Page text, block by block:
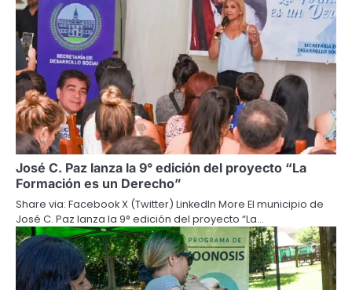
José C. Paz lanza la 9° edición del proyecto “La
Formación es un Derecho”
Share via: Facebook X (Twitter) LinkedIn More El municipio de
José C. Paz lanza la 9° edición del proyecto “La…